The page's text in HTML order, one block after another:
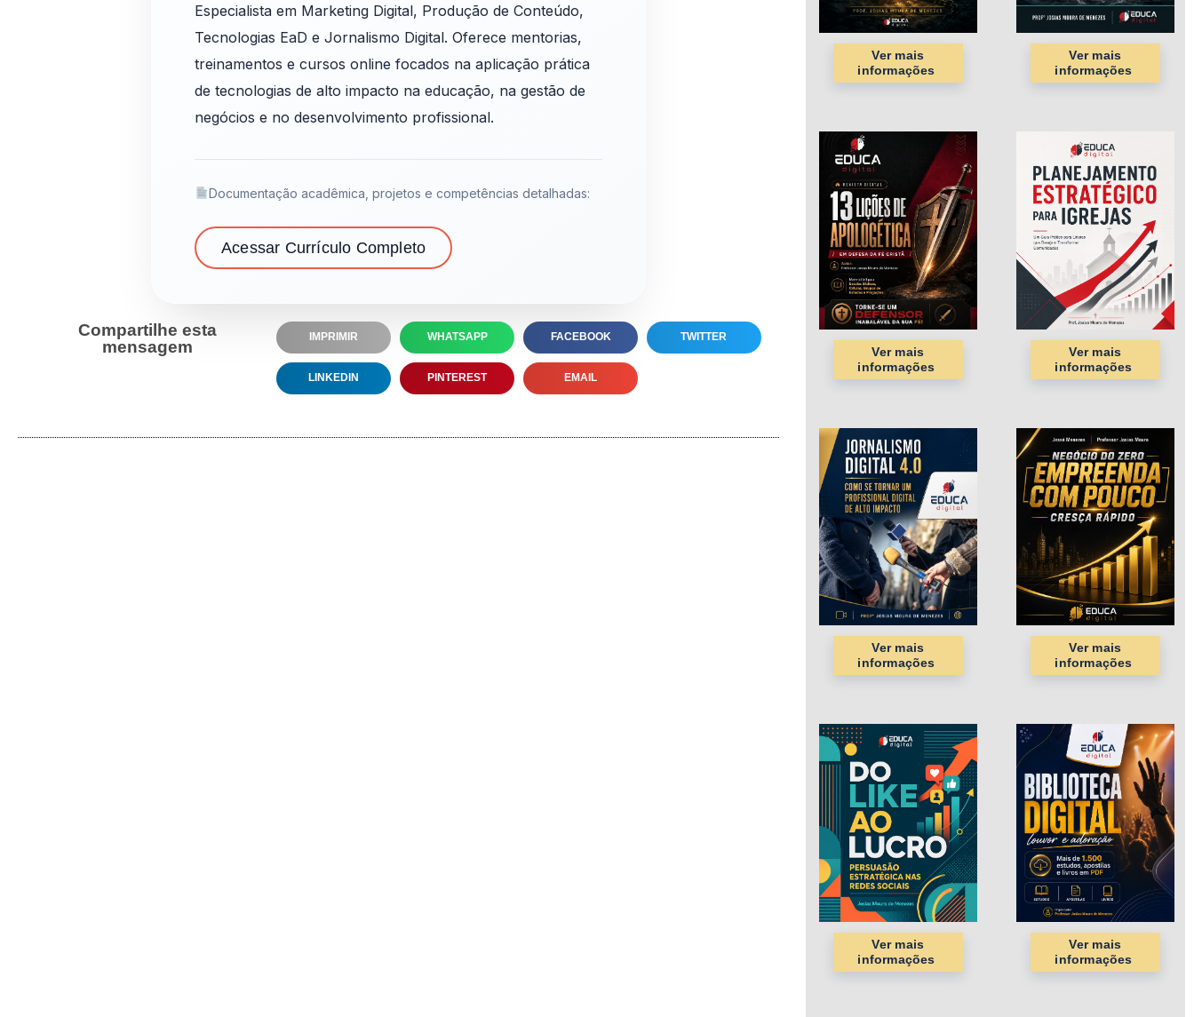
Especialista em Marketing Digital, Produção de Conteúdo,
Tecnologias EaD e Jornalismo Digital. Oferece mentorias,
treinamentos e cursos online focados na aplicação prática
de tecnologias de alto impacto na educação, na gestão de
negócios e no desenvolvimento profissional.
Documentação acadêmica, projetos e competências detalhadas:
Acessar Currículo Completo
Compartilhe esta
mensagem
IMPRIMIR WHATSAPP FACEBOOK TWITTER
LINKEDIN PINTEREST EMAIL